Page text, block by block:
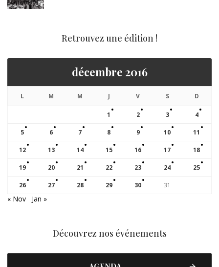
Retrouvez une édition !
décembre 2016
L M M J V S D
1 2 3 4
5 6 7 8 9 10 11
12 13 14 15 16 17 18
19 20 21 22 23 24 25
26 27 28 29 30 31
« Nov Jan »
Découvrez nos événements